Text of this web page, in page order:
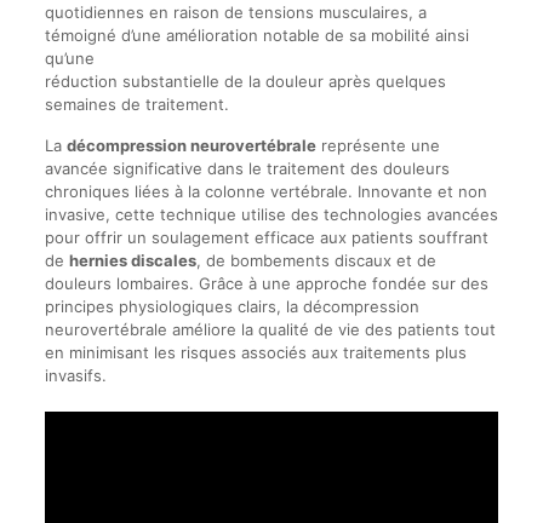
quotidiennes en raison de tensions musculaires, a
témoigné d’une amélioration notable de sa mobilité ainsi
qu’une
réduction substantielle de la douleur après quelques
semaines de traitement.
La décompression neurovertébralereprésente une
avancée significative dans le traitement des douleurs
chroniques liées à la colonne vertébrale. Innovante et non
invasive, cette technique utilise des technologies avancées
pour offrir un soulagement efficace aux patients souffrant
de hernies discales, de bombements discaux et de
douleurs lombaires. Grâce à une approche fondée sur des
principes physiologiques clairs, la décompression
neurovertébrale améliore la qualité de vie des patients tout
en minimisant les risques associés aux traitements plus
invasifs.